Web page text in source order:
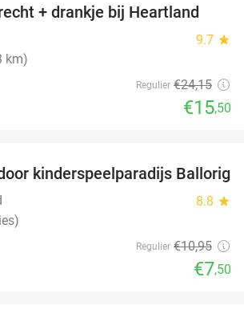
36%
+ drankje bij Heartland
9.7 star
km)
Regulier €24,15
€15,50
32%
kinderspeelparadijs Ballorig
8.8 star
Regulier €10,95
€7,50